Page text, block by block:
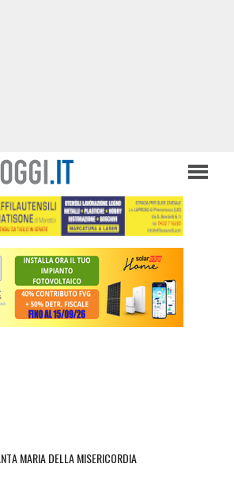
MARIA DELLA MISERICORDIA